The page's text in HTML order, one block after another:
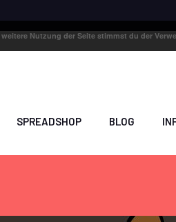
SPREADSHOP BLOG
Nutzung der Seite stimmst du der